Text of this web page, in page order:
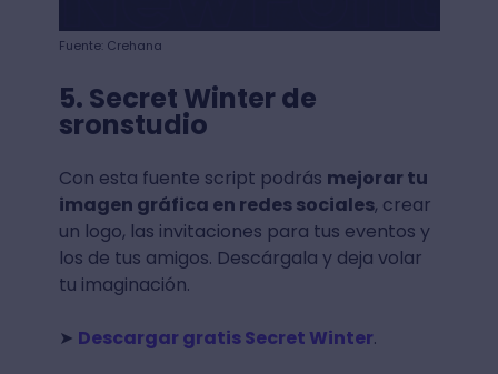
Fuente: Crehana
5. Secret Winter de
sronstudio
Con esta fuente script podrás mejorar tu
imagen gráfica en redes sociales, crear
un logo, las invitaciones para tus eventos y
los de tus amigos. Descárgala y deja volar
tu imaginación.
➤ Descargar gratis Secret Winter.